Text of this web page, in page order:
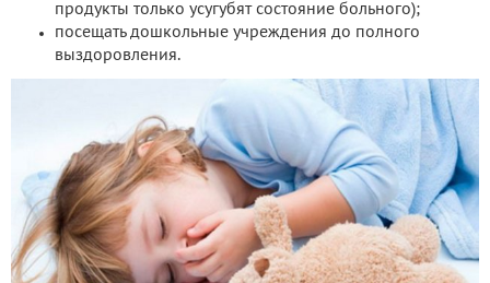
продукты только усугубят состояние больного);
посещать дошкольные учреждения до полного
выздоровления.